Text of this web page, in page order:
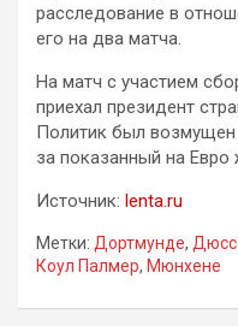
расследование в
его на два матча.
На матч с участием
приехал президент
Политик был
за показанный на Евро
Источник: lenta.ru
Метки: Дортмунде,
Коул Палмер, Мюнхене